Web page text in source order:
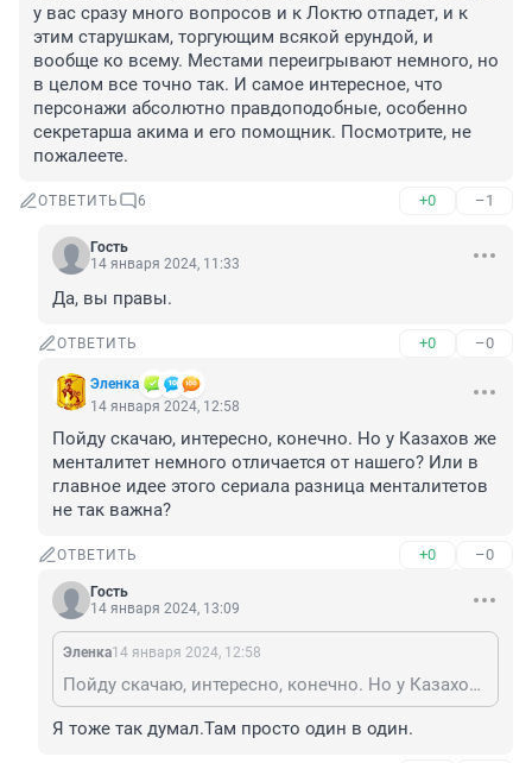
у вас сразу много вопросов и к Локтю отпадет, и к
этим старушкам, торгующим всякой ерундой, и
вообще ко всему. Местами переигрывают немного, но
в целом все точно так. И самое интересное, что
персонажи абсолютно правдоподобные, особенно
секретарша акима и его помощник. Посмотрите, не
пожалеете.
ОТВЕТИТЬ 6 +0 –1
Гость
14 января 2024, 11:33
Да, вы правы.
ОТВЕТИТЬ +0 –0
Эленка
14 января 2024, 12:58
Пойду скачаю, интересно, конечно. Но у Казахов же
менталитет немного отличается от нашего? Или в
главное идее этого сериала разница менталитетов
не так важна?
ОТВЕТИТЬ +0 –0
Гость
14 января 2024, 13:09
Эленка14 января 2024, 12:58
Пойду скачаю, интересно, конечно. Но у Казахов же менталитет немного отличается от нашего? Или в главное идее этого сериала разница менталитетов не так важна?
Я тоже так думал.Там просто один в один.